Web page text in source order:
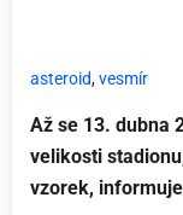
asteroid,vesmír
Až se 13. dubna
velikosti
vzorek,